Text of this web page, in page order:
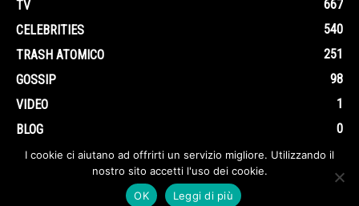
TV
667
CELEBRITIES
540
TRASH ATOMICO
251
GOSSIP
98
VIDEO
1
BLOG
0
© Trashedentalegossip.it Tutti i contenuti sono Copyright 2020-2021
I cookie ci aiutano ad offrirti un servizio migliore. Utilizzando il
nostro sito accetti l'uso dei cookie.
OK
Leggi di più